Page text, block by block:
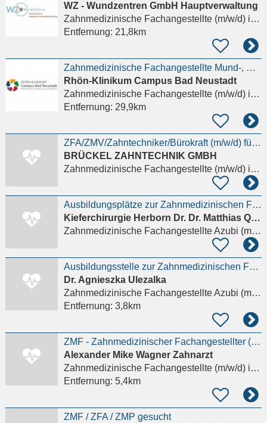
WZ - Wundzentren GmbH Hauptverwaltung
Zahnmedizinische Fachangestellte (m/w/d)in Wetzlar
Entfernung: 21,8km
Zahnmedizinische Fachangestellte Mund-, Kiefer- und Gesichtschirurgie (m/w/d) Gießen
Rhön-Klinikum Campus Bad Neustadt
Zahnmedizinische Fachangestellte (m/w/d)in Gießen
Entfernung: 29,9km
ZFA/ZMV/Zahntechniker/Bürokraft (m/w/d) für unsere Verwaltung im Dentallabor in Herborn
BRÜCKEL ZAHNTECHNIK GMBH
Zahnmedizinische Fachangestellte (m/w/d)in Herborn Lahn-Dill-Kreis, Hörbach
Ausbildungsplätze zur Zahnmedizinischen Fachangestellten (ZFA) ab dem 01.08.2027
Kieferchirurgie Herborn Dr. Dr. Matthias Quarta
Zahnmedizinische Fachangestellte Azubi (m/w/d)
Ausbildungsstelle zur Zahnmedizinischen Fachangestellten (m/w/d)
Dr. Agnieszka Ulezalka
Zahnmedizinische Fachangestellte Azubi (m/w/d)
Entfernung: 3,8km
ZMF - Zahnmedizinischer Fachangestellter (m/w/d)
Alexander Mike Wagner Zahnarzt
Zahnmedizinische Fachangestellte (m/w/d)in Sinn, Edingen
Entfernung: 5,4km
ZMF / ZFA / ZMP gesucht